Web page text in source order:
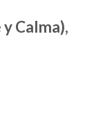
Calma),